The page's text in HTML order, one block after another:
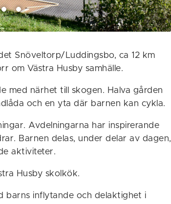
Snöveltorp/Luddingsbo, ca 12 km
om Västra Husby samhälle.
med närhet till skogen. Halva gården
och en yta där barnen kan cykla.
Avdelningarna har inspirerande
Barnen delas, under delar av dagen,
aktiviteter.
Husby skolkök.
barns inflytande och delaktighet i